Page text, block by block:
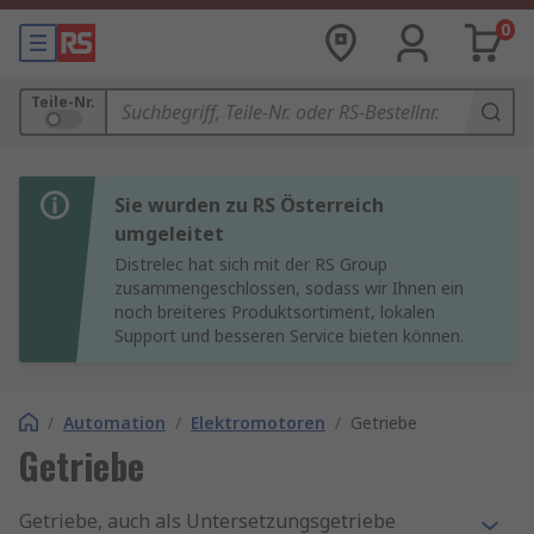
0
Teile-Nr.
Sie wurden zu RS Österreich
umgeleitet
Distrelec hat sich mit der RS Group
zusammengeschlossen, sodass wir Ihnen ein
noch breiteres Produktsortiment, lokalen
Support und besseren Service bieten können.
/ Automation / Elektromotoren / Getriebe
Getriebe
Getriebe, auch als Untersetzungsgetriebe